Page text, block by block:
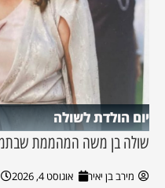
יום הולדת לשולה
שולה בן משה המהממת
מירב בן יאיר אוגוסט 4, 2026